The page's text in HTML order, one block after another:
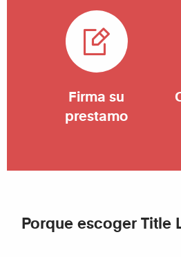
Firma su
prestamo
Porque escoger Title